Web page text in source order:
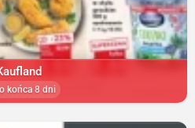
końca 8 dni